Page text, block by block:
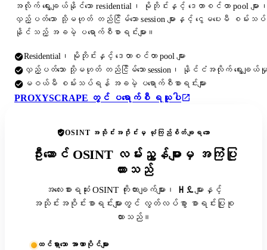
အလိုက် ရွေးချယ်နိုင်သော residential၊ မိုဘိုင်းနှင့် ဒေတာစင်တာ pool များ
လှည့်ပတ်သော သို့မဟုတ် တည်ငြိမ်သော session များနှင့် ငွေမပေးမီ စမ်းသပ်
နိုင်သည့် အခမဲ့ ပရောက်စီစာရင်းများ။
Residential၊ မိုဘိုင်းနှင့် ဒေတာစင်တာ pool များ
လှည့်ပတ်သော သို့မဟုတ် တည်ငြိမ်သော session၊ နိုင်ငံအလိုက် ရွေးချယ်မှု
မဝယ်မီ စမ်းသပ်ရန် အခမဲ့ ပရောက်စီစာရင်းများ
PROXYSCRAPE တွင် ပရောက်စီ ရယူပါ
OSINT အသိုင်းအဝိုင်းမှ ယုံကြည်စိတ်ချရသော
ဦးဆောင် OSINT လမ်းညွှန်များမှ အကြံပြု
ထားသည်
အလေးစားရဆုံး OSINT ကိုးကားချက်များ၊ ዘዴများနှင့်
အသိုင်းအဝိုင်းစာရင်းများတွင် လွတ်လပ်စွာ စာရင်းပြုစု
ထားသည်။
ထင်ရှားသော အာဏာပိုင်များ